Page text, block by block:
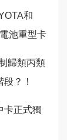
和
池重型卡
歸類丙類
？！
卡正式獨